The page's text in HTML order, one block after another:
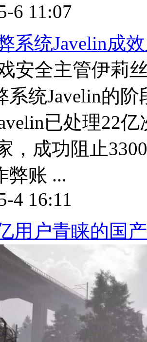
6 11:07
系统Javelin成
安全主管伊莉
系统Javelin的
已处理22
，成功阻止
弊账 ...
4 16:11
用户青睐的国